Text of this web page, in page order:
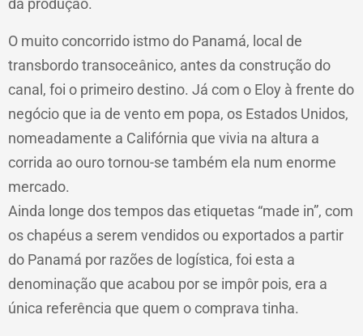
da produção.
O muito concorrido istmo do Panamá, local de
transbordo transoceânico, antes da construção do
canal, foi o primeiro destino. Já com o Eloy à frente do
negócio que ia de vento em popa, os Estados Unidos,
nomeadamente a Califórnia que vivia na altura a
corrida ao ouro tornou-se também ela num enorme
mercado.
Ainda longe dos tempos das etiquetas “made in”, com
os chapéus a serem vendidos ou exportados a partir
do Panamá por razões de logística, foi esta a
denominação que acabou por se impôr pois, era a
única referência que quem o comprava tinha.